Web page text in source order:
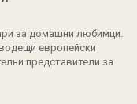
за домашни любимци.
европейски
представители за